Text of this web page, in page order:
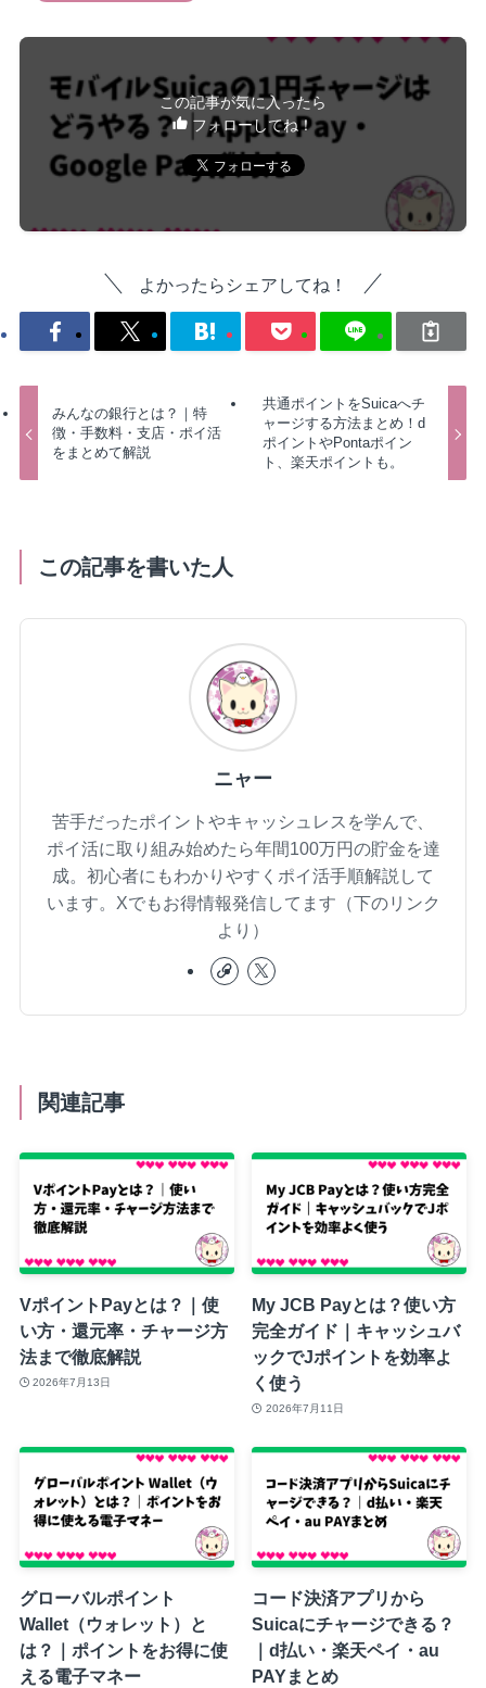
この記事が気に入ったら
フォローしてね！
よかったらシェアしてね！
みんなの銀行とは？｜特
徴・手数料・支店・ポイ活
をまとめて解説
共通ポイントをSuicaへチ
ャージする方法まとめ！d
ポイントやPontaポイン
ト、楽天ポイントも。
この記事を書いた人
ニャー
苦手だったポイントやキャッシュレスを学んで、
ポイ活に取り組み始めたら年間100万円の貯金を達
成。初心者にもわかりやすくポイ活手順解説して
います。Xでもお得情報発信してます（下のリンク
より）
関連記事
VポイントPayとは？｜使
い方・還元率・チャージ方
法まで徹底解説
2026年7月13日
My JCB Payとは？使い方
完全ガイド｜キャッシュバ
ックでJポイントを効率よ
く使う
2026年7月11日
グローバルポイント
Wallet（ウォレット）と
は？｜ポイントをお得に使
える電子マネー
コード決済アプリから
Suicaにチャージできる？
｜d払い・楽天ペイ・au
PAYまとめ